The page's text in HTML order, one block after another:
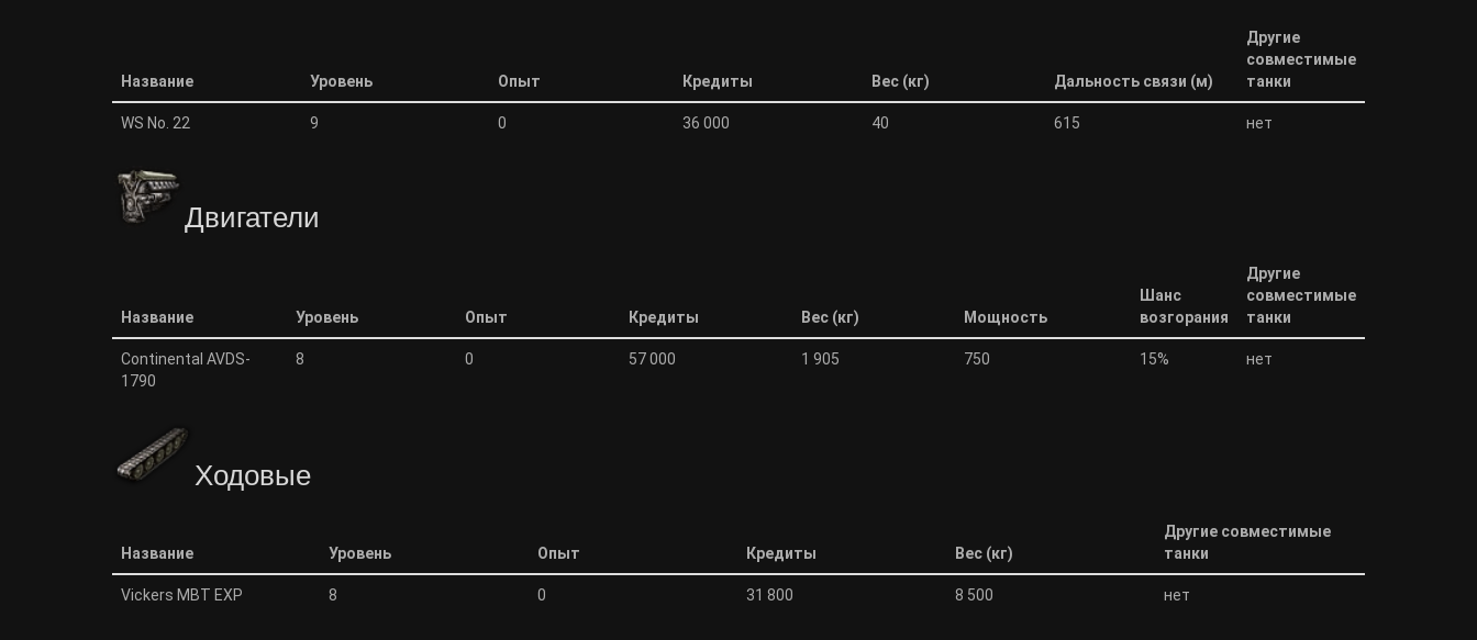
Название Уровень Опыт Кредиты Вес (кг) Дальность связи (м)
Другие
совместимые
танки
WS No. 22 9 0 36 000 40 615 нет
Двигатели
Название Уровень Опыт Кредиты Вес (кг) Мощность
Шанс
возгорания
Другие
совместимые
танки
Continental AVDS-
1790
8 0 57 000 1 905 750 15% нет
Ходовые
Название Уровень Опыт Кредиты Вес (кг)
Другие совместимые
танки
Vickers MBT EXP 8 0 31 800 8 500 нет